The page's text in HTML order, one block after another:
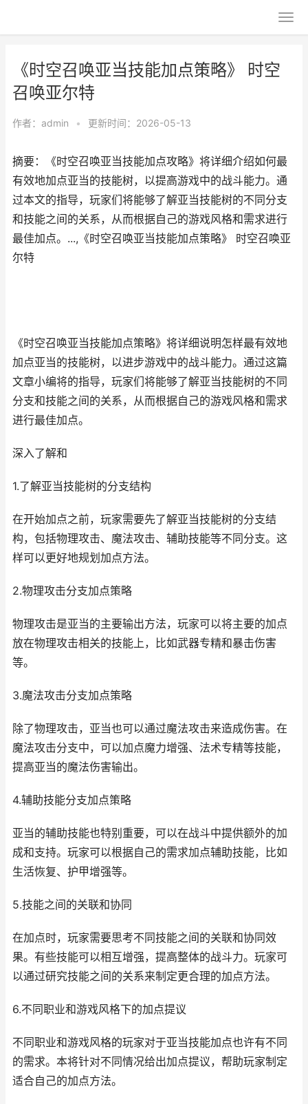
《时空召唤亚当技能加点策略》 时空
召唤亚尔特
作者： admin • 更新时间：2026-05-13
摘要：《时空召唤亚当技能加点攻略》将详细介绍如何最
有效地加点亚当的技能树，以提高游戏中的战斗能力。通
过本文的指导，玩家们将能够了解亚当技能树的不同分支
和技能之间的关系，从而根据自己的游戏风格和需求进行
最佳加点。...,《时空召唤亚当技能加点策略》 时空召唤亚
尔特
《时空召唤亚当技能加点策略》将详细说明怎样最有效地
加点亚当的技能树，以进步游戏中的战斗能力。通过这篇
文章小编将的指导，玩家们将能够了解亚当技能树的不同
分支和技能之间的关系，从而根据自己的游戏风格和需求
进行最佳加点。
深入了解和
1.了解亚当技能树的分支结构
在开始加点之前，玩家需要先了解亚当技能树的分支结
构，包括物理攻击、魔法攻击、辅助技能等不同分支。这
样可以更好地规划加点方法。
2.物理攻击分支加点策略
物理攻击是亚当的主要输出方法，玩家可以将主要的加点
放在物理攻击相关的技能上，比如武器专精和暴击伤害
等。
3.魔法攻击分支加点策略
除了物理攻击，亚当也可以通过魔法攻击来造成伤害。在
魔法攻击分支中，可以加点魔力增强、法术专精等技能，
提高亚当的魔法伤害输出。
4.辅助技能分支加点策略
亚当的辅助技能也特别重要，可以在战斗中提供额外的加
成和支持。玩家可以根据自己的需求加点辅助技能，比如
生活恢复、护甲增强等。
5.技能之间的关联和协同
在加点时，玩家需要思考不同技能之间的关联和协同效
果。有些技能可以相互增强，提高整体的战斗力。玩家可
以通过研究技能之间的关系来制定更合理的加点方法。
6.不同职业和游戏风格下的加点提议
不同职业和游戏风格的玩家对于亚当技能加点也许有不同
的需求。本将针对不同情况给出加点提议，帮助玩家制定
适合自己的加点方法。